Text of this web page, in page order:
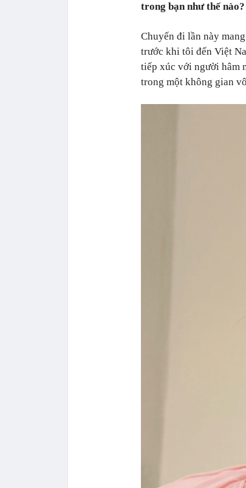
trong bạn như thế nào?
Chuyến đi lần này
trước khi tôi đến Việt
tiếp xúc với người hâm
trong một không gian